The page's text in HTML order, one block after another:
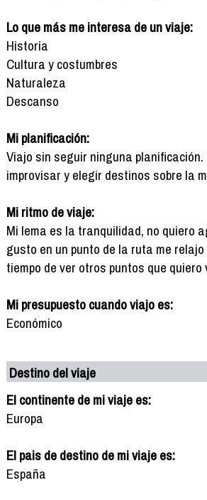
Lo que más me interesa de un viaje:
Historia
Cultura y costumbres
Naturaleza
Descanso
Mi planificación:
Viajo sin seguir ninguna
improvisar y elegir destinos sobre la
Mi ritmo de viaje:
Mi lema es la tranquilidad, no quiero
gusto en un punto de la ruta me
tiempo de ver otros puntos que quiero
Mi presupuesto cuando viajo es:
Económico
Destino del viaje
El continente de mi viaje es:
Europa
El pais de destino de mi viaje es:
España